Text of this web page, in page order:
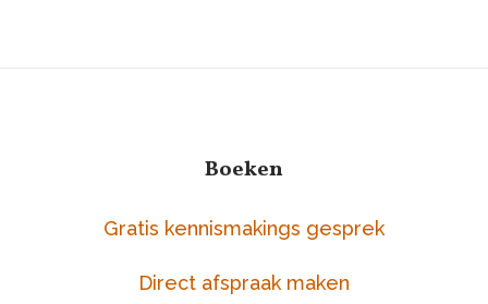
Boeken
Gratis kennismakings gesprek
Direct afspraak maken